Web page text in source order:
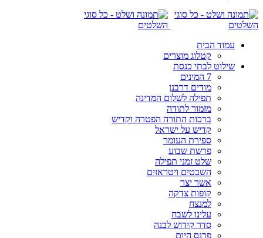
עמוד הבית
קטלוג מוצרים
שילוט לבתי כנסת
7 המינים
מודים דרבנן
תפילה לשלום המדינה
מזמור לתודה
ברכות התורה הפטרה וקדיש
קדיש על ישראל
ספירת העומר
פרשת שבוע
שלט זמני תפילה
השבטים ויטראזים
אשר יצר
קופות צדקה
למנצח
עלינו לשבח
סדר קידוש לבנה
פרנס היום